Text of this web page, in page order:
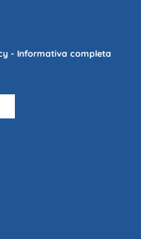
- Informativa completa